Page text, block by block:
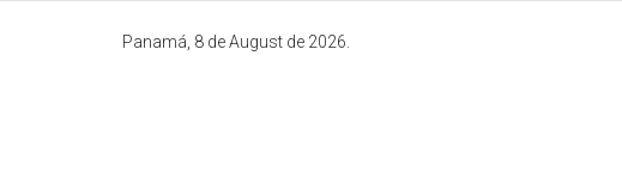
Panamá, 8 de August de 2026.